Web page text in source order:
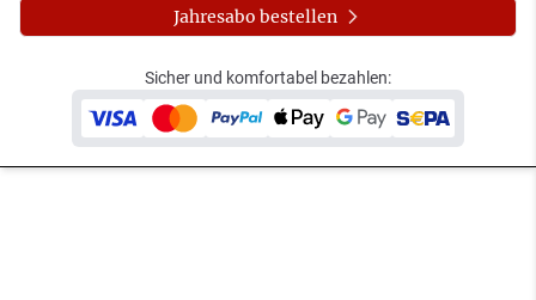
Jahresabo bestellen
Sicher und komfortabel bezahlen: